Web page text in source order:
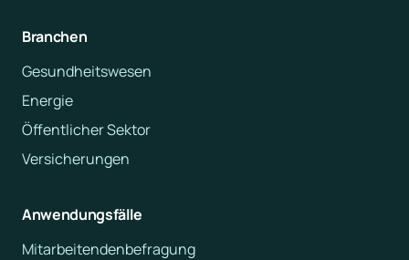
Branchen
Gesundheitswesen
Energie
Öffentlicher Sektor
Versicherungen
Anwendungsfälle
Mitarbeitendenbefragung